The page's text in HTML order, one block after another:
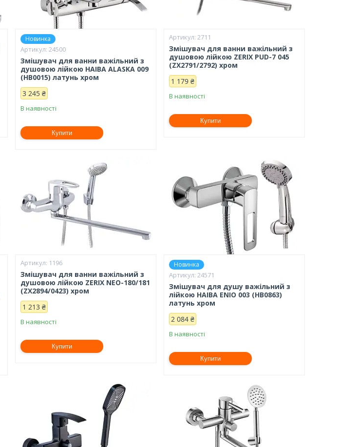
Новинка
24500
Змішувач для ванни важільний з
душовою лійкою HAIBA ALASKA 009
(HB0015) латунь хром
3 245 ₴
В наявності
Купити
2711
Змішувач для ванни важільний з
душовою лійкою ZERIX PUD-7 045
(ZX2791/2792) хром
1 179 ₴
В наявності
Купити
1196
Змішувач для ванни важільний з
душовою лійкою ZERIX NEO-180/181
(ZX2894/0423) хром
1 213 ₴
В наявності
Купити
Новинка
24571
Змішувач для душу важільний з
лійкою HAIBA ENIO 003 (HB0863)
латунь хром
2 084 ₴
В наявності
Купити